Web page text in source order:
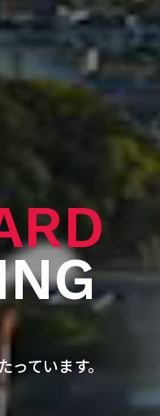
っています。